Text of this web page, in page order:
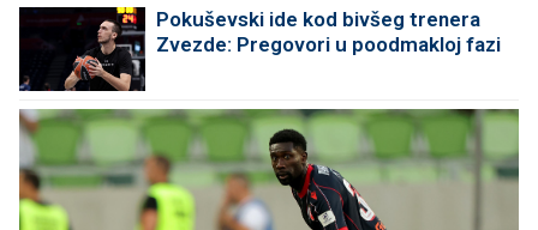
Pokuševski ide kod bivšeg trenera
Zvezde: Pregovori u poodmakloj fazi